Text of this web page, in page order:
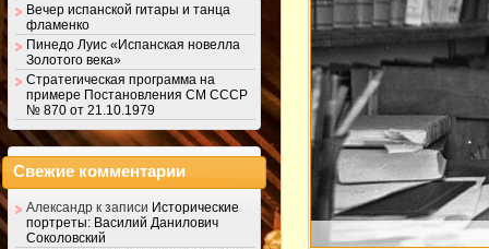
Вечер испанской гитары и танца
фламенко
Пинедо Луис «Испанская новелла
Золотого века»
Стратегическая программа на
примере Постановления СМ СССР
№ 870 от 21.10.1979
Свежие комментарии
Александр к записи Исторические
портреты: Василий Данилович
Соколовский